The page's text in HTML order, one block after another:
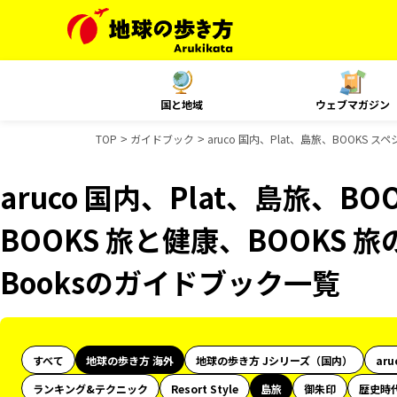
国と地域 ウェブマガジン
TOP ガイドブック aruco 国内、Plat、島旅、BOOKS スペ
aruco 国内、Plat、島旅、
BOOKS 旅と健康、BOOKS
Booksのガイドブック一覧
すべて 地球の歩き方 海外 地球の歩き方 Jシリーズ（国内）
ランキング&テクニック
Resort Style 島旅 御朱印 歴史時